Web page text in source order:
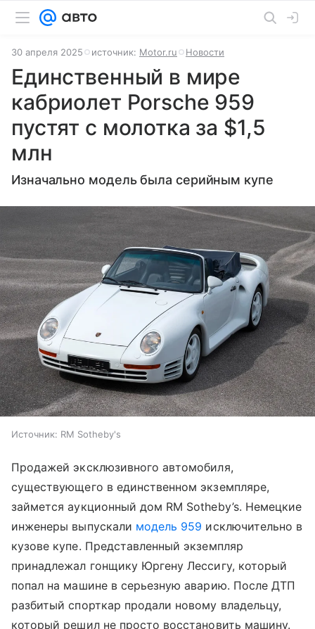
30 апреля 2025 источник: Motor.ru Новости
Единственный в мире
кабриолет Porsche 959
пустят с молотка за $1,5
млн
Изначально модель была серийным купе
Источник: RM Sotheby's
Продажей эксклюзивного автомобиля,
существующего в единственном экземпляре,
займется аукционный дом RM Sotheby’s. Немецкие
инженеры выпускали модель 959 исключительно в
кузове купе. Представленный экземпляр
принадлежал гонщику Юргену Лессигу, который
попал на машине в серьезную аварию. После ДТП
разбитый спорткар продали новому владельцу,
который решил не просто восстановить машину.